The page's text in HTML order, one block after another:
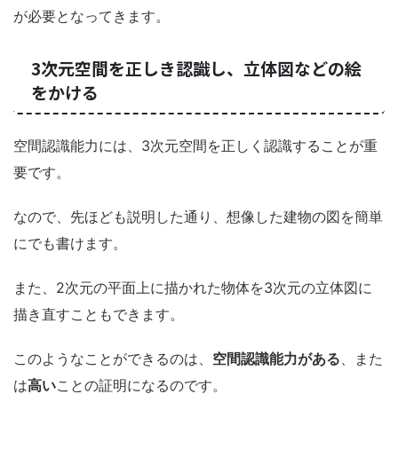
が必要となってきます。
3次元空間を正しき認識し、立体図などの絵
をかける
空間認識能力には、3次元空間を正しく認識することが重
要です。
なので、先ほども説明した通り、想像した建物の図を簡単
にでも書けます。
また、2次元の平面上に描かれた物体を3次元の立体図に
描き直すこともできます。
このようなことができるのは、 空間認識能力がある、また
は高いことの証明になるのです。